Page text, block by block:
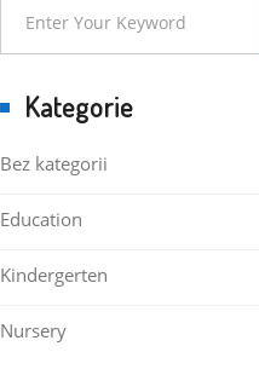
Kategorie
Bez kategorii
Education
Kindergerten
Nursery